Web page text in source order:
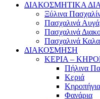
ΔΙΑΚΟΣΜΗΤΙΚΑ
Ξύλινα
Πασχαλινά Αυγά
Πασχαλινά
Πασχαλινά
ΔΙΑΚΟΣΜΗΣΗ
ΚΕΡΙΑ –
Πήλινα
Κεριά
Κηροπήγια
Φανάρια